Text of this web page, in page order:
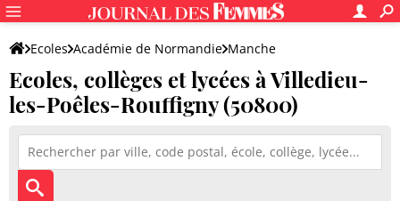
Ecoles Académie de Normandie Manche
Ecoles, collèges et lycées à Villedieu-
les-Poêles-Rouffigny (50800)